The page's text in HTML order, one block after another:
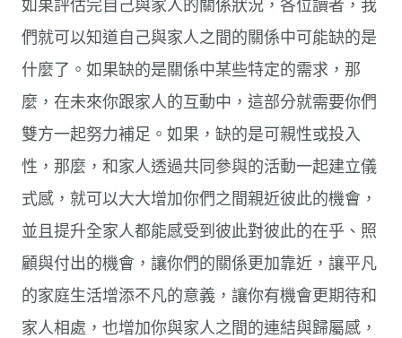
如果評估完自己與家人的關係狀況，各位讀者，我
們就可以知道自己與家人之間的關係中可能缺的是
什麼了。如果缺的是關係中某些特定的需求，那
麼，在未來你跟家人的互動中，這部分就需要你們
雙方一起努力補足。如果，缺的是可親性或投入
性，那麼，和家人透過共同參與的活動一起建立儀
式感，就可以大大增加你們之間親近彼此的機會，
並且提升全家人都能感受到彼此對彼此的在乎、照
顧與付出的機會，讓你們的關係更加靠近，讓平凡
的家庭生活增添不凡的意義，讓你有機會更期待和
家人相處，也增加你與家人之間的連結與歸屬感，